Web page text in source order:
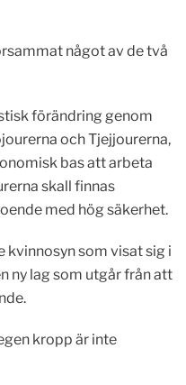
något av de två
förändring genom
och Tjejjourerna,
bas att arbeta
skall finnas
med hög säkerhet.
kvinnosyn som visat sig i
ny lag som utgår från att
kropp är inte